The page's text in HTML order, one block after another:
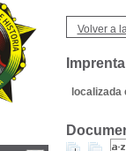
Volver a
localizada